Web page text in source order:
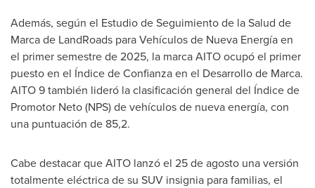
Además, según el Estudio de Seguimiento de la Salud de
Marca de LandRoads para Vehículos de Nueva Energía en
el primer semestre de 2025, la marca AITO ocupó el primer
puesto en el Índice de Confianza en el Desarrollo de Marca.
AITO 9 también lideró la clasificación general del Índice de
Promotor Neto (NPS) de vehículos de nueva energía, con
una puntuación de 85,2.
Cabe destacar que AITO lanzó el 25 de agosto una versión
totalmente eléctrica de su SUV insignia para familias, el